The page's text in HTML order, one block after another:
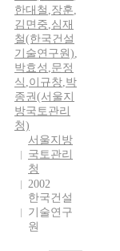
한대철 ,장훈,
김면중,심재
철(한국건설
기술연구원),
박효성 ,문정
식 ,이규창,박
종권(서울지
방국토관리
청)
서울지방
국토관리
청
2002
한국건설
기술연구
원